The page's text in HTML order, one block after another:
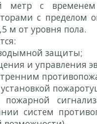
метр с
с пределом
м от уровня пола.
защиты;
и управления
пожарной
систем